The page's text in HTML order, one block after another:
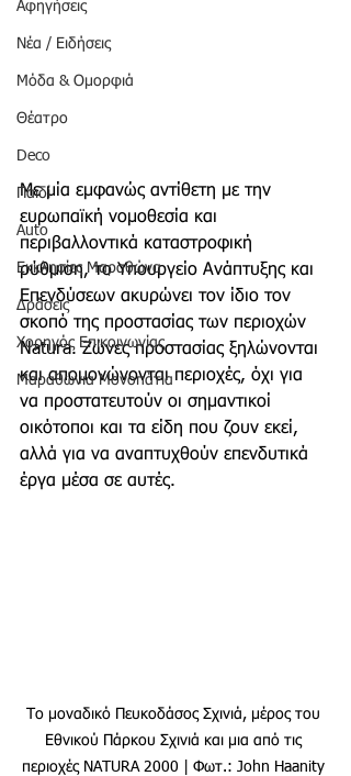
Αφηγήσεις
Νέα / Ειδήσεις
Μόδα & Ομορφιά
Θέατρο
Deco
Παιδί
Auto
Εκκλησίες Μαραθώνα
Δράσεις
Χορηγός Επικοινωνίας
Μαραθώνια Μονοπάτια
Με μία εμφανώς αντίθετη με την
ευρωπαϊκή νομοθεσία και
περιβαλλοντικά καταστροφική
ρύθμιση, το Υπουργείο Ανάπτυξης και
Επενδύσεων ακυρώνει τον ίδιο τον
σκοπό της προστασίας των περιοχών
Natura. Ζώνες προστασίας ξηλώνονται
και απομονώνονται περιοχές, όχι για
να προστατευτούν οι σημαντικοί
οικότοποι και τα είδη που ζουν εκεί,
αλλά για να αναπτυχθούν επενδυτικά
έργα μέσα σε αυτές.
Το μοναδικό Πευκοδάσος Σχινιά, μέρος του
Εθνικού Πάρκου Σχινιά και μια από τις
περιοχές NATURA 2000 | Φωτ.: John Haanity